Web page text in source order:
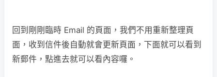
回到剛剛臨時 Email 的頁面，我們不用重新整理頁
面，收到信件後自動就會更新頁面，下面就可以看到
新郵件，點進去就可以看內容囉。